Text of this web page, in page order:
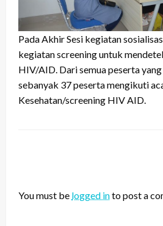
Pada Akhir Sesi kegiatan
kegiatan screening untuk
HIV/AID. Dari semua peserta
sebanyak 37 peserta mengikuti
Kesehatan/screening HIV AID.
You must be logged into post a